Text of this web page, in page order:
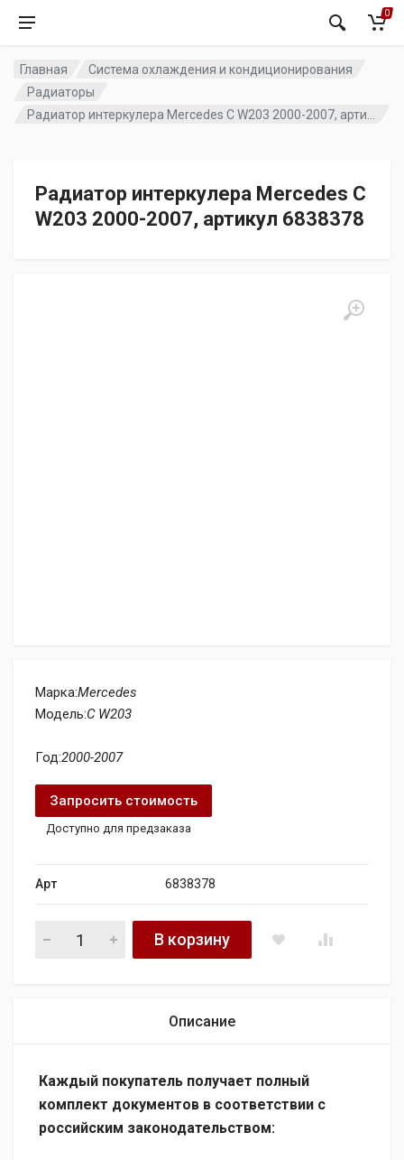
0
Главная
Система охлаждения и кондиционирования
Радиаторы
Радиатор интеркулера Mercedes C
W203 2000-2007, артикул 6838378
Марка:Mercedes
Модель:C W203
Год:2000-2007
Запросить стоимость
Доступно для предзаказа
Арт 6838378
Радиатор интеркулера Mercedes C W203 2000-2007,
В корзину
Описание
Каждый покупатель получает полный
комплект документов в соответствии с
российским законодательством: